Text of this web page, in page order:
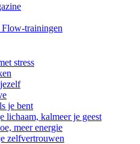
trainingen
stress
je bent
lichaam, kalmeer je geest
meer energie
zelfvertrouwen